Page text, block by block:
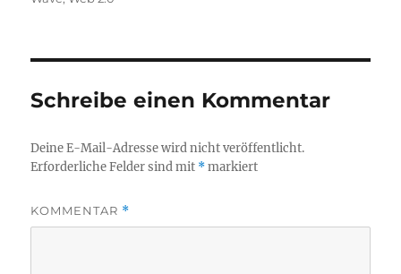
Schreibe einen Kommentar
Deine E-Mail-Adresse wird nicht veröffentlicht.
Erforderliche Felder sind mit *markiert
KOMMENTAR *